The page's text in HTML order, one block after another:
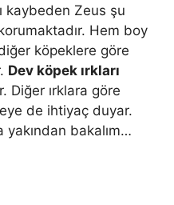
kaybeden Zeus şu
Hem boy
köpeklere göre
Dev köpek ırkları
Diğer ırklara göre
de ihtiyaç duyar.
yakından bakalım…